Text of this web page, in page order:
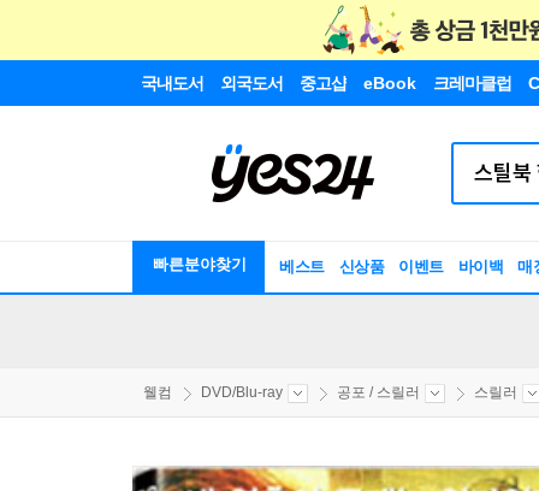
국내도서 외국도서 중고샵 eBook 크레마클럽
빠른분야찾기 베스트 신상품 이벤트 바이백 매
웰컴 DVD/Blu-ray 공포 / 스릴러 스릴러